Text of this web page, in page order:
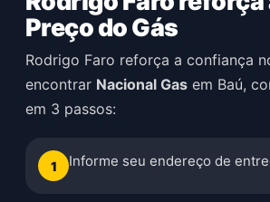
Preço do Gás
Rodrigo Faro reforça a confiança
encontrar Nacional Gas em Baú,
em 3 passos:
1 Informe seu endereço de